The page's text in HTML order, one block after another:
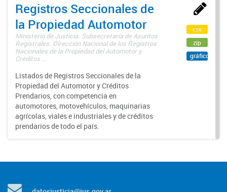
Registros Seccionales de
la Propiedad Automotor
Ministerio de Justicia. Subsecretaría de Asuntos
Registrales. Dirección Nacional de los Registros
Nacionales de la Propiedad del Automotor y
Créditos ...
Listados de Registros Seccionales de la
Propiedad del Automotor y Créditos
Prendarios, con competencia en
automotores, motovehículos, maquinarias
agrícolas, viales e industriales y de créditos
prendarios de todo el país.
csv
zip
gráfico